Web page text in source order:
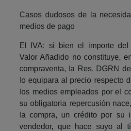
Casos dudosos de la
medios de pago
El IVA: si bien el importe del
Valor Añadido no constituye,
compraventa, la Res. DGRN
lo equipara al precio respecto
los medios empleados por el
su obligatoria repercusión
la compra, un crédito por su
vendedor, que hace suyo al